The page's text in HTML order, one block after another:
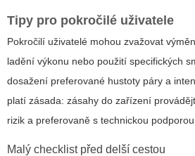
Tipy pro pokročilé uživatele
Pokročilí uživatelé mohou zvažovat
ladění výkonu nebo použití specifických
dosažení preferované hustoty páry a
platí zásada: zásahy do zařízení
rizik a preferovaně s technickou podporou
Malý checklist před delší cestou